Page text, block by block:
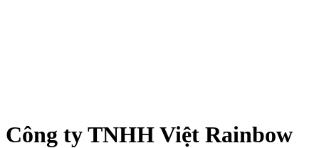
Công ty TNHH Việt Rainbow